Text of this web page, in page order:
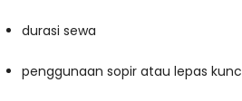
durasi sewa
penggunaan sopir atau lepas